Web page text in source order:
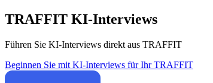
TRAFFIT KI-Interviews
Führen Sie KI-Interviews direkt aus TRAFFIT
Beginnen Sie mit KI-Interviews für Ihr TRAFFIT